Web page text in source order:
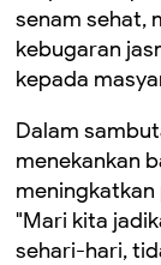
senam sehat,
kebugaran
kepada
Dalam
menekankan
"Mari kita
sehari-hari,